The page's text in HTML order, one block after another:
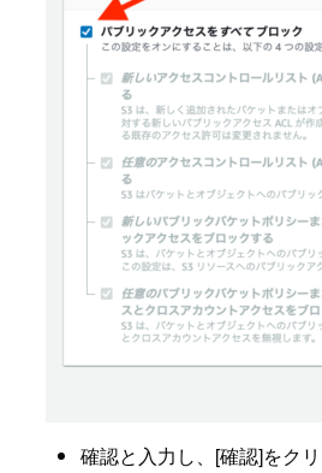
確認と入力し、[確認]をク